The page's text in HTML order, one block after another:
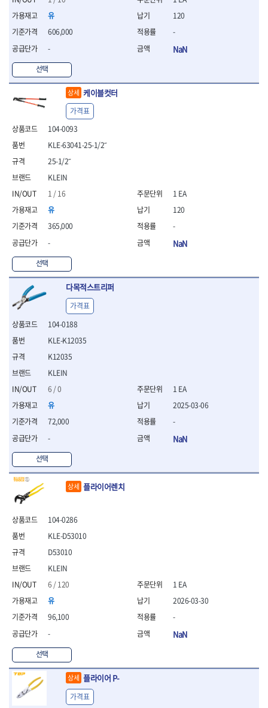
플라이어,몽키,스패너
- 뻰치
- 니퍼
- 롱노우즈
- 스냅링플라이어
- 그룹조인트플라이어
- 케이블커터
- 니퍼 외
- 바이스플라이어
- 옵셋렌치
- 공구함세트
- 콤비네이션렌치
- 양구스패너
- 라쳇콤비네이션렌치
- 콤비네이션렌치세트
- 플레어너트렌치
- 양구스패너세트
- 옵셋렌치세트
- 라쳇콤비네이션렌치세
트
- 몽키스패너
- 라쳇콤비네이션세트
- 함마렌치
- 멀티플라이어
- 미니라쳇세트
- 라쳇 드라이버
- 라쳇스패너
- 스피드렌치
절연.전설.방폭공구
- 절연옵셋렌치
- 절연연결대
- 절연T렌치
- 절연소켓
- 절연별소켓
- 절연별비트소켓
- 절연라쳇핸들
- 절연렌치
- 절연토크렌치
- 절연플라이어
- 절연전공칼
- 절연안전모
- 절연매트
- 방폭소켓
유
606,000
-
선택
120
-
NaN
상세 케이블컷터
104-0093
KLEIN
1 / 16
유
365,000
-
선택
KLE-63041-25-1/2˝
25-1/2˝
가격표
1 EA
120
-
NaN
다목적스트리퍼
104-0188
KLEIN
6 / 0
유
72,000
-
선택
KLE-K12035
K12035
가격표
1 EA
2025-03-06
-
NaN
상세 플라이어렌치
104-0286
KLEIN
6 / 120
유
96,100
-
선택
KLE-D53010
D53010
1 EA
2026-03-30
-
NaN
상세 플라이어 P-
가격표